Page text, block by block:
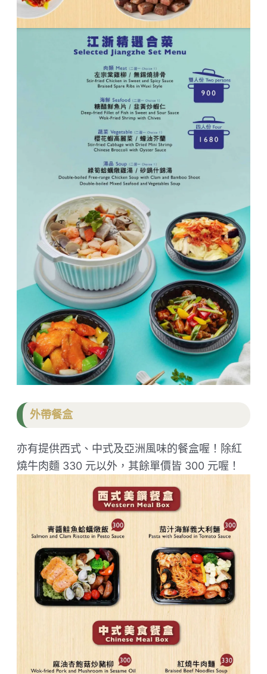
外帶餐盒
亦有提供西式、中式及亞洲風味的餐盒喔！除紅
燒牛肉麵 330 元以外，其餘單價皆 300 元喔！